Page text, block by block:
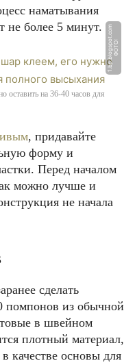
наматывания
не более 5 минут.
Ф
О
Т
О:
1.
b
p.
bl
o
g
s
p
o
t.
c
o
m
оставить на 36-40 часов для
, придавайте
форму и
Перед началом
можно лучше и
не начала
сделать
помпонов из обычной
в швейном
плотный материал,
качестве основы для